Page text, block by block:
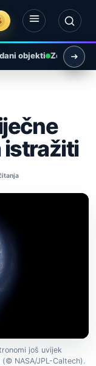
objekti Zemlja i
istražiti
još uvijek
NASA/JPL-Caltech).